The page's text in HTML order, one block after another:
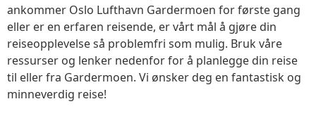
ankommer Oslo Lufthavn Gardermoen for første gang
eller er en erfaren reisende, er vårt mål å gjøre din
reiseopplevelse så problemfri som mulig. Bruk våre
ressurser og lenker nedenfor for å planlegge din reise
til eller fra Gardermoen. Vi ønsker deg en fantastisk og
minneverdig reise!